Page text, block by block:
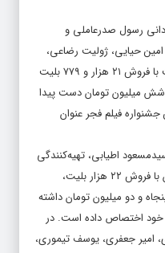
رسول صدرعاملی و
حیایی، ژولیت رضاعی،
مهران غفوریان و ستاره پسیانی توانست با فروش ۲۱ هزار و ۷۷۹ بلیت
میلیون تومان دست پیدا
فیلم فجر عنوان
اطیابی، تهیه‌کنندگی
محمد شایسته و نویسندگی امیر برادران با فروش ۲۲ هزار بلیت،
و دو میلیون تومان داشته
اختصاص داده است. در
امیر جعفری، یوسف تیموری،